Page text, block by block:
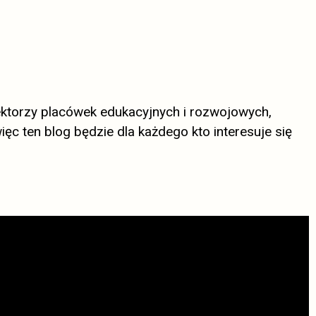
placówek edukacyjnych i rozwojowych,
ten blog będzie dla każdego kto interesuje się